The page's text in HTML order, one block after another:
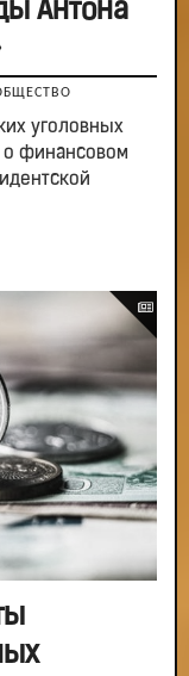
Антона
уголовных
финансовом